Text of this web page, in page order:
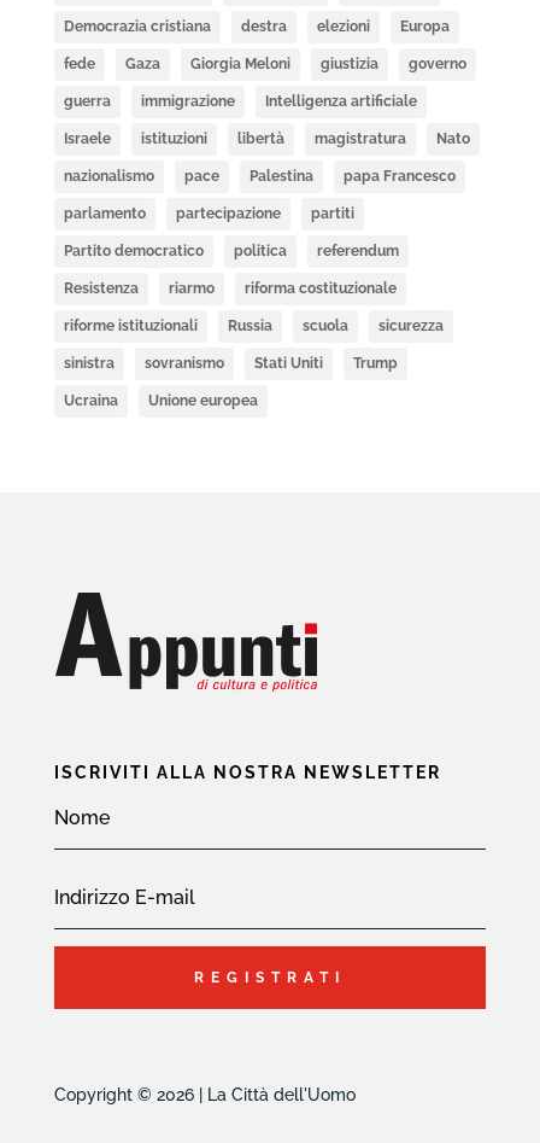
Democrazia cristiana destra elezioni Europa
fede Gaza Giorgia Meloni giustizia governo
guerra immigrazione Intelligenza artificiale
Israele istituzioni libertà magistratura Nato
nazionalismo pace Palestina papa Francesco
parlamento partecipazione partiti
Partito democratico politica referendum
Resistenza riarmo riforma costituzionale
riforme istituzionali Russia scuola sicurezza
sinistra sovranismo Stati Uniti Trump
Ucraina Unione europea
ISCRIVITI ALLA NOSTRA NEWSLETTER
REGISTRATI
Copyright © 2026 | La Città dell'Uomo